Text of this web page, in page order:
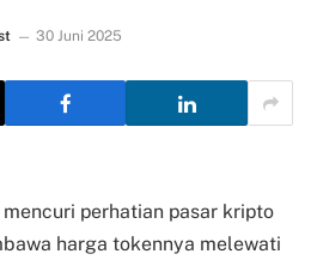
30 Juni 2025
perhatian pasar kripto
harga tokennya melewati